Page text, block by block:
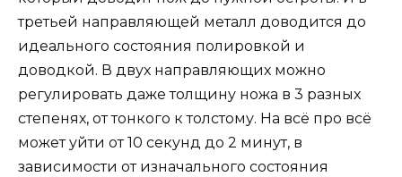
третьей направляющей металл доводится до
идеального состояния полировкой и
доводкой. В двух направляющих можно
регулировать даже толщину ножа в 3 разных
степенях, от тонкого к толстому. На всё про всё
может уйти от 10 секунд до 2 минут, в
зависимости от изначального состояния